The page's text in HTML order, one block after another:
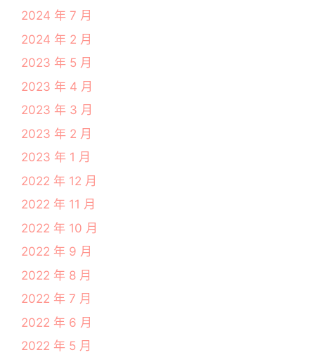
2024 年 7 月
2024 年 2 月
2023 年 5 月
2023 年 4 月
2023 年 3 月
2023 年 2 月
2023 年 1 月
2022 年 12 月
2022 年 11 月
2022 年 10 月
2022 年 9 月
2022 年 8 月
2022 年 7 月
2022 年 6 月
2022 年 5 月